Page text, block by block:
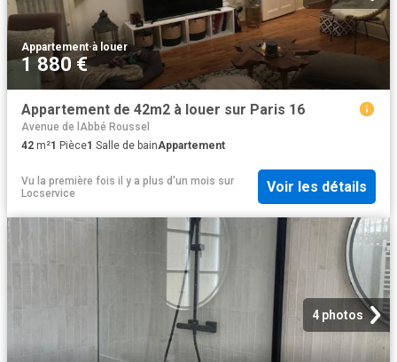
Appartement·à louer
1 880 €
Appartement de 42m2 à louer sur Paris 16
Avenue de lAbbé Roussel
42 m²1 Pièce1 Salle de bainAppartement
Vu la première fois il y a plus d'un mois sur
Locservice
Voir les détails
4 photos